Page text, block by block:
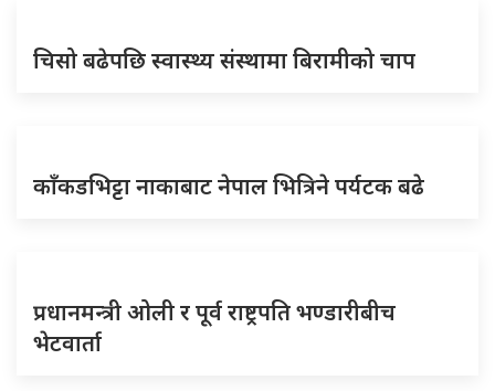
चिसो बढेपछि स्वास्थ्य संस्थामा बिरामीको चाप
काँकडभिट्टा नाकाबाट नेपाल भित्रिने पर्यटक बढे
प्रधानमन्त्री ओली र पूर्व राष्ट्रपति भण्डारीबीच
भेटवार्ता